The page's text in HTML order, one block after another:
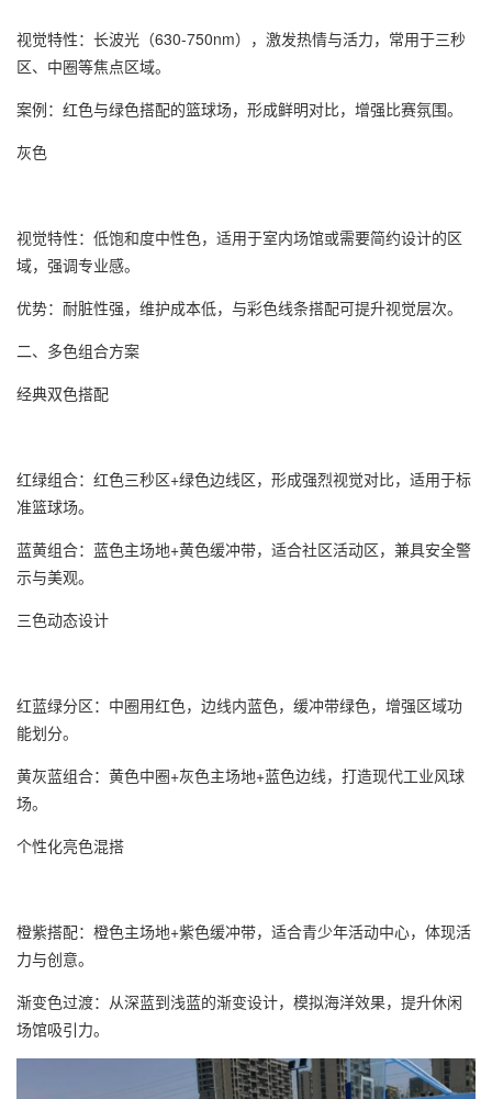
视觉特性：长波光（630-750nm），激发热情与活力，常用于三秒
区、中圈等焦点区域。
案例：红色与绿色搭配的篮球场，形成鲜明对比，增强比赛氛围。
灰色
视觉特性：低饱和度中性色，适用于室内场馆或需要简约设计的区
域，强调专业感。
优势：耐脏性强，维护成本低，与彩色线条搭配可提升视觉层次。
二、多色组合方案
经典双色搭配
红绿组合：红色三秒区+绿色边线区，形成强烈视觉对比，适用于标
准篮球场。
蓝黄组合：蓝色主场地+黄色缓冲带，适合社区活动区，兼具安全警
示与美观。
三色动态设计
红蓝绿分区：中圈用红色，边线内蓝色，缓冲带绿色，增强区域功
能划分。
黄灰蓝组合：黄色中圈+灰色主场地+蓝色边线，打造现代工业风球
场。
个性化亮色混搭
橙紫搭配：橙色主场地+紫色缓冲带，适合青少年活动中心，体现活
力与创意。
渐变色过渡：从深蓝到浅蓝的渐变设计，模拟海洋效果，提升休闲
场馆吸引力。